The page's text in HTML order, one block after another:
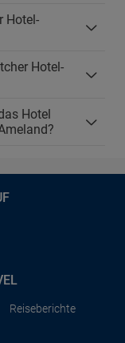
Hotel-
Hotel-
Hotel
Reiseberichte